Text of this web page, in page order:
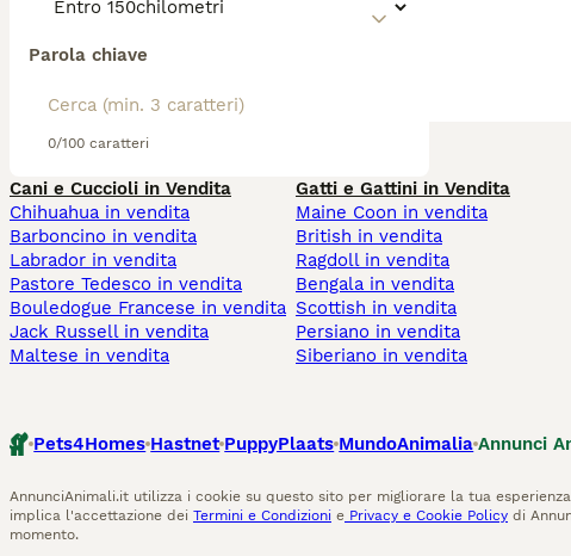
Parola chiave
0/100 caratteri
Cani e Cuccioli in Vendita
Chihuahua in vendita
Barboncino in vendita
Labrador in vendita
Pastore Tedesco in vendita
Bouledogue Francese in vendita
Jack Russell in vendita
Maltese in vendita
Gatti e Gattini in Vendita
Maine Coon in vendita
British in vendita
Ragdoll in vendita
Bengala in vendita
Scottish in vendita
Persiano in vendita
Siberiano in vendita
Pets4Homes Hastnet PuppyPlaats MundoAnimalia Annunci
AnnunciAnimali.it utilizza i cookie su questo sito per migliorare la tua
implica l'accettazione dei Termini e Condizioni e Privacy e Cookie Policy di
momento.